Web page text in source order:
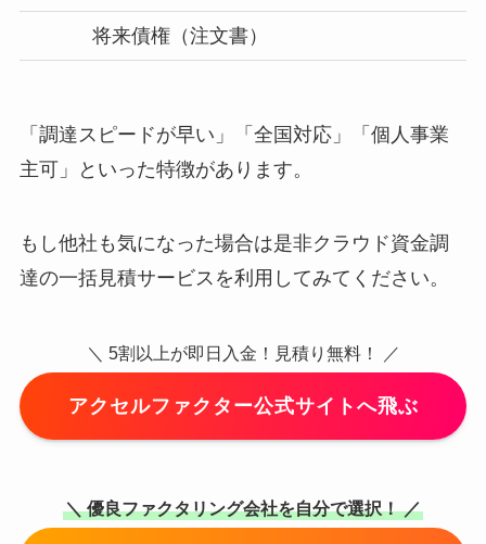
将来債権（注文書）
「調達スピードが早い」「全国対応」「個人事業
主可」といった特徴があります。
もし他社も気になった場合は是非クラウド資金調
達の一括見積サービスを利用してみてください。
＼ 5割以上が即日入金！見積り無料！ ／
アクセルファクター公式サイトへ飛ぶ
＼ 優良ファクタリング会社を自分で選択！ ／